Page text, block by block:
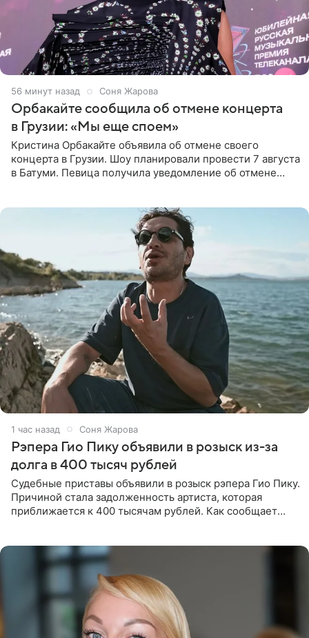
56 минут назад Соня Жарова
Орбакайте сообщила об отмене концерта
в Грузии: «Мы еще споем»
Кристина Орбакайте объявила об отмене своего
концерта в Грузии. Шоу планировали провести 7 августа
в Батуми. Певица получила уведомление об отмене
1 час назад Соня Жарова
Рэпера Гио Пику объявили в розыск из-за
долга в 400 тысяч рублей
Судебные приставы объявили в розыск рэпера Гио Пику.
Причиной стала задолженность артиста, которая
приближается к 400 тысячам рублей. Как сообщает